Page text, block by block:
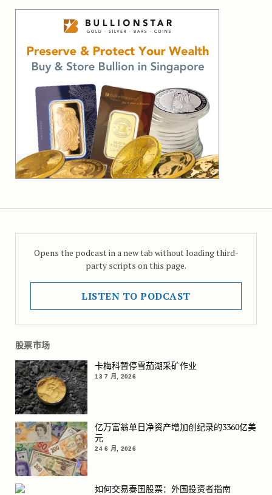
Opens the podcast in a new tab without loading third-
party scripts on this page.
LISTEN TO PODCAST
股票市场
卡梅科暂停雪茄湖采矿作业
13 7 月, 2026
亿万富翁单日净资产增加创纪录的3360亿美
元
24 6 月, 2026
如何交易泰国股票：外国投资者指南